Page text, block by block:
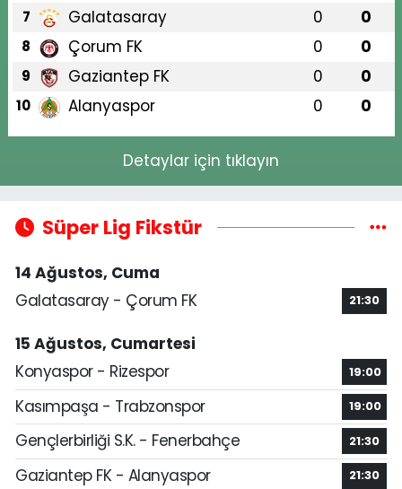
7 Galatasaray 0 0
8 Çorum FK 0 0
9 Gaziantep FK 0 0
10 Alanyaspor 0 0
Detaylar için tıklayın
Süper Lig Fikstür
14 Ağustos, Cuma
Galatasaray - Çorum FK
21:30
15 Ağustos, Cumartesi
Konyaspor - Rizespor
19:00
Kasımpaşa - Trabzonspor 19:00
Gençlerbirliği S.K. - Fenerbahçe 21:30
Gaziantep FK - Alanyaspor 21:30